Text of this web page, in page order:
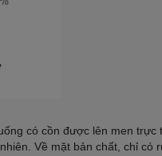
có cồn được lên men trực
Về mặt bản chất, chỉ có